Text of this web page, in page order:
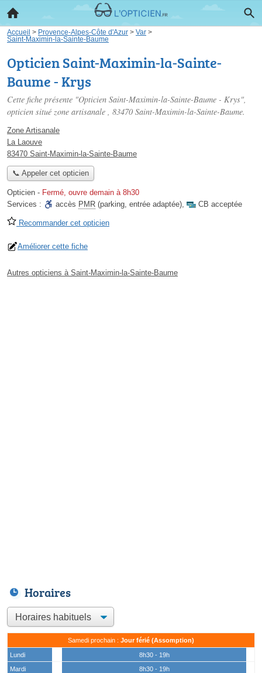
Accueil > Provence-Alpes-Côte d'Azur > Var >
Saint-Maximin-la-Sainte-Baume
Opticien Saint-Maximin-la-Sainte-
Baume - Krys
Cette fiche présente "Opticien Saint-Maximin-la-Sainte-Baume - Krys",
opticien situé zone artisanale , 83470 Saint-Maximin-la-Sainte-Baume.
Zone Artisanale
La Laouve
83470 Saint-Maximin-la-Sainte-Baume
📞 Appeler cet opticien
Opticien - Fermé, ouvre demain à 8h30
Services :
accès PMR (parking, entrée adaptée), CB acceptée
Recommander cet opticien
Améliorer cette fiche
Autres opticiens à Saint-Maximin-la-Sainte-Baume
Horaires
Samedi prochain : Jour férié (Assomption)
Lundi
8h30 - 19h
Mardi
8h30 - 19h